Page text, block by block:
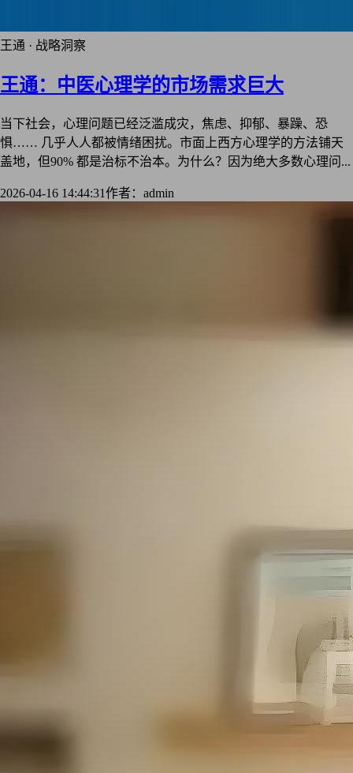
王通 · 战略洞察
王通：中医心理学的市场需求巨大
当下社会，心理问题已经泛滥成灾，焦虑、抑郁、暴躁、恐
惧…… 几乎人人都被情绪困扰。市面上西方心理学的方法铺天
盖地，但90% 都是治标不治本。为什么？因为绝大多数心理问...
2026-04-16 14:44:31作者：admin